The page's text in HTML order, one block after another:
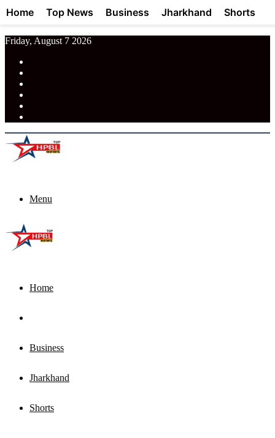
Friday, August 7 2026
Menu
Home
Business
Jharkhand
Shorts
Home Top News Business Jharkhand Shorts